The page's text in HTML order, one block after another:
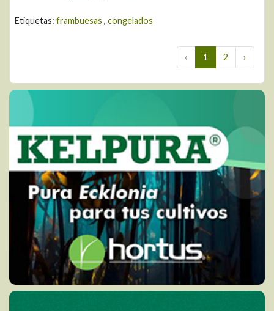
Etiquetas: frambuesas , congelados
‹ 1 2 ›